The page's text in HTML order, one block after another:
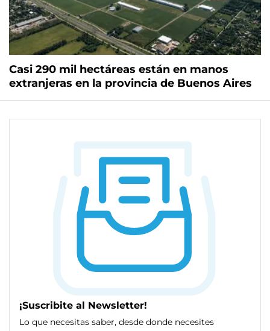
Casi 290 mil hectáreas están en manos
extranjeras en la provincia de Buenos Aires
¡Suscribite al Newsletter!
Lo que necesitas saber, desde donde necesites